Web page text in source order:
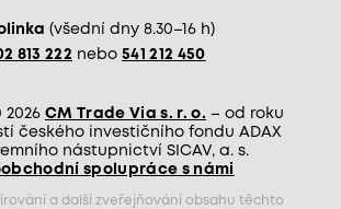
(všední dny 8.30–16 h)
813 222 nebo 541 212 450
CM Trade Via s. r. o. – od roku
českého investičního fondu ADAX
nástupnictví SICAV, a. s.
spolupráce s námi
a další zveřejňování obsahu těchto